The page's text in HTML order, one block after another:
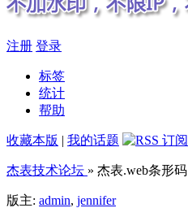
注册 登录
标签
统计
帮助
收藏本版 | 我的话题
杰表技术论坛 » 杰表.web条形码
版主: admin, jennifer